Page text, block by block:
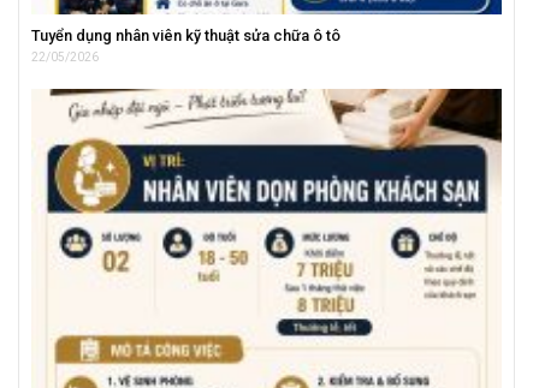
Tuyển dụng nhân viên kỹ thuật sửa chữa ô tô
22/05/2026